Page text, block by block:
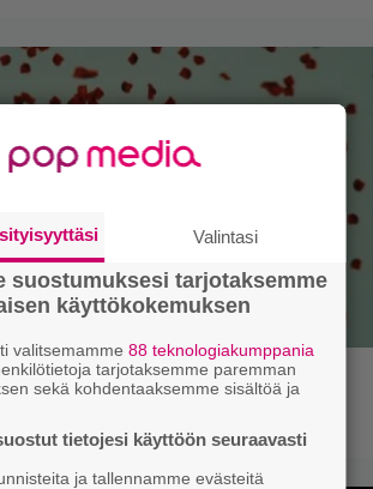
palaa rytinällä –
julki
Valintasi
suostumuksesi tarjotaksemme
käyttökokemuksen
valitsemamme88 teknologiakumppania
tarjotaksemme paremman
sekä kohdentaaksemme sisältöä ja
tietojesi käyttöön seuraavasti
ja tallennamme evästeitä